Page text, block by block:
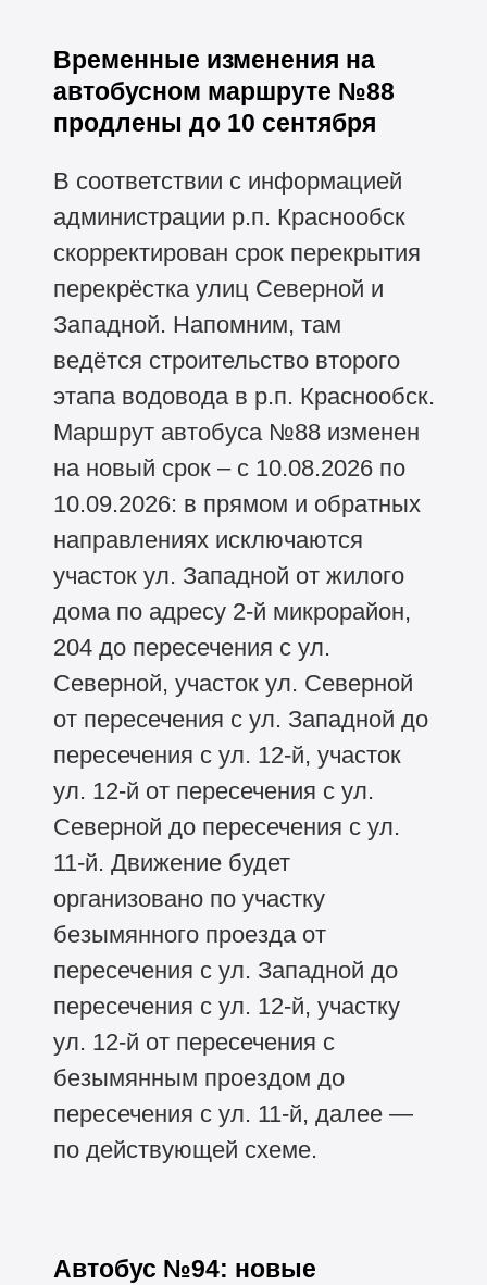
Временные изменения на
автобусном маршруте №88
продлены до 10 сентября
В соответствии с информацией
администрации р.п. Краснообск
скорректирован срок перекрытия
перекрёстка улиц Северной и
Западной. Напомним, там
ведётся строительство второго
этапа водовода в р.п. Краснообск.
Маршрут автобуса №88 изменен
на новый срок – с 10.08.2026 по
10.09.2026: в прямом и обратных
направлениях исключаются
участок ул. Западной от жилого
дома по адресу 2-й микрорайон,
204 до пересечения с ул.
Северной, участок ул. Северной
от пересечения с ул. Западной до
пересечения с ул. 12-й, участок
ул. 12-й от пересечения с ул.
Северной до пересечения с ул.
11-й. Движение будет
организовано по участку
безымянного проезда от
пересечения с ул. Западной до
пересечения с ул. 12-й, участку
ул. 12-й от пересечения с
безымянным проездом до
пересечения с ул. 11-й, далее —
по действующей схеме.
Автобус №94: новые